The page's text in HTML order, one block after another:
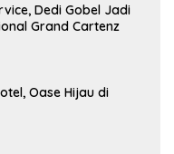
Dedi Gobel Jadi
Grand Cartenz
Oase Hijau di